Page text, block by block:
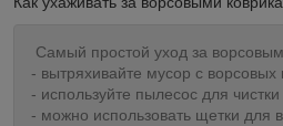
Самый простой уход за
- вытряхивайте мусор с ворсовых
- используйте пылесос для
- можно использовать щетки для